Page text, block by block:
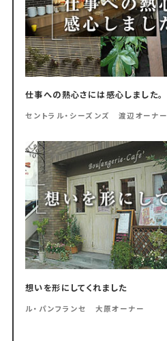
仕事への熱心さには感心しました。
セントラル・シーズンズ 渡辺オーナー
想いを形にしてくれました
ル・パンフランセ 大原オーナー